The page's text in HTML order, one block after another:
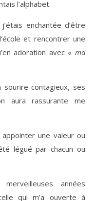
l’alphabet.
enchantée d’être
et rencontrer une
adoration avec « ma
contagieux, ses
aura rassurante me
une valeur ou
légué par chacun ou
années
qui m’a ouverte à